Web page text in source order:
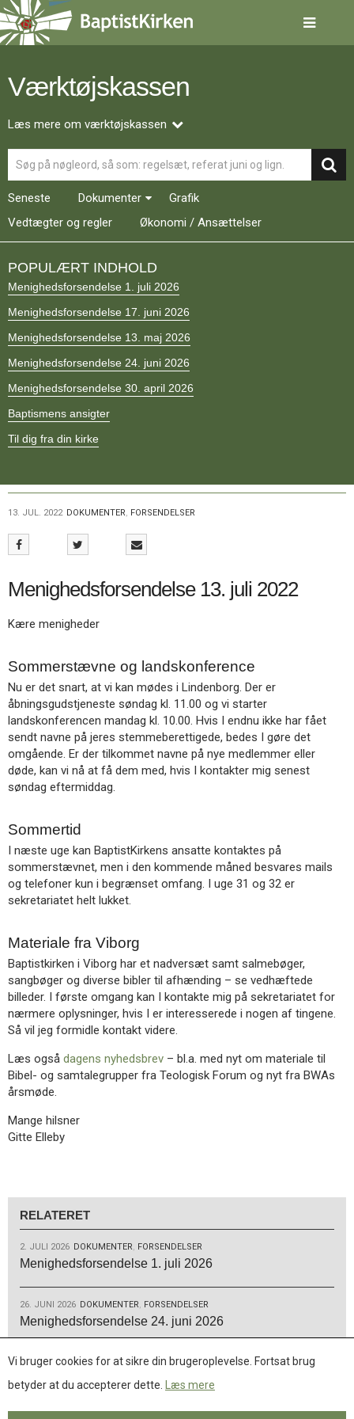
Spring
menu
over
tilbage
forsiden
1.0:
Forside
3.0:
Kalender
4.0:
Inspiration
5.0:
Værktøjskassen
7.0:
Om
BaptistKirken
8.0:
Kontakt
9.0:
Forside
10.0:
Nyheder
11.0:
Kalender
Inspiration
13.0:
Værktøjskassen
14.0:
Mission
BaptistKirken
Næste
24.
august
indlæg:
Menighedsforsendelse
22.
Værktøjskassen
Læs mere om værktøjskassen
Seneste Dokumenter
Grafik
Vedtægter og regler
Økonomi / Ansættelser
POPULÆRT INDHOLD
Menighedsforsendelse 1. juli 2026
Menighedsforsendelse 17. juni 2026
Menighedsforsendelse 13. maj 2026
Menighedsforsendelse 24. juni 2026
Menighedsforsendelse 30. april 2026
Baptismens ansigter
Til dig fra din kirke
13. JUL. 2022 DOKUMENTER, FORSENDELSER
Menighedsforsendelse 13. juli 2022
Kære menigheder
Sommerstævne og landskonference
Nu er det snart, at vi kan mødes i Lindenborg. Der er
åbningsgudstjeneste søndag kl. 11.00 og vi starter
landskonferencen mandag kl. 10.00. Hvis I endnu ikke har fået
sendt navne på jeres stemmeberettigede, bedes I gøre det
omgående. Er der tilkommet navne på nye medlemmer eller
døde, kan vi nå at få dem med, hvis I kontakter mig senest
søndag eftermiddag.
Sommertid
I næste uge kan BaptistKirkens ansatte kontaktes på
sommerstævnet, men i den kommende måned besvares mails
og telefoner kun i begrænset omfang. I uge 31 og 32 er
sekretariatet helt lukket.
Materiale fra Viborg
Baptistkirken i Viborg har et nadversæt samt salmebøger,
sangbøger og diverse bibler til afhænding – se vedhæftede
billeder. I første omgang kan I kontakte mig på sekretariatet for
nærmere oplysninger, hvis I er interesserede i nogen af tingene.
Så vil jeg formidle kontakt videre.
Læs også dagens nyhedsbrev – bl.a. med nyt om materiale til
Bibel- og samtalegrupper fra Teologisk Forum og nyt fra BWAs
årsmøde.
Mange hilsner
Gitte Elleby
RELATERET
2. JULI 2026 DOKUMENTER, FORSENDELSER
Menighedsforsendelse 1. juli 2026
26. JUNI 2026 DOKUMENTER, FORSENDELSER
Menighedsforsendelse 24. juni 2026
26. JUNI 2026 DOKUMENTER,FORSENDELSER
Menighedsforsendelse 17. juni 2026
Vi bruger cookies for at sikre din brugeroplevelse. Fortsat brug
betyder at du accepterer dette.
Læs mere